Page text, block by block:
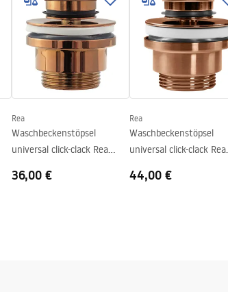
Rea
Waschbeckenstöpsel
universal click-clack Rea
36,00 €
Rea
Waschbeckenstöpsel
universal click-clack Rea
44,00 €